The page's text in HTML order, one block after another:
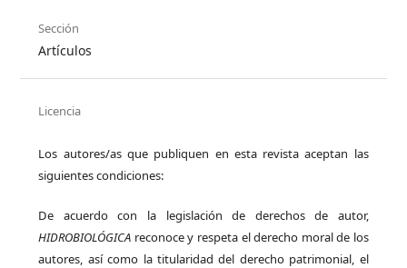
Sección
Artículos
Licencia
Los autores/as que publiquen en esta revista aceptan las
siguientes condiciones:
De acuerdo con la legislación de derechos de autor,
HIDROBIOLÓGICA reconoce y respeta el derecho moral de los
autores, así como la titularidad del derecho patrimonial, el